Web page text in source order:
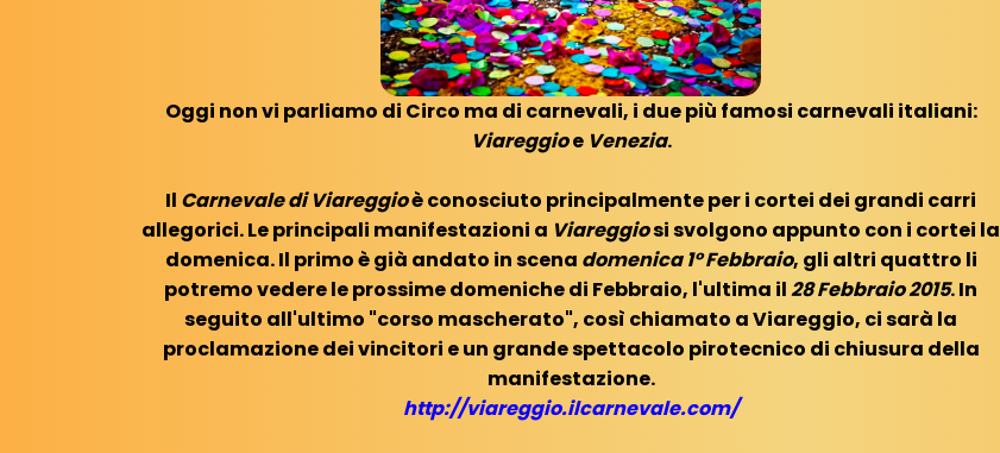
Oggi non vi parliamo di Circo ma di carnevali, i due più famosi carnevali italiani:
Viareggioe Venezia.
Il Carnevale di Viareggioè conosciuto principalmente per i cortei dei grandi carri
allegorici. Le principali manifestazioni a Viareggiosi svolgono appunto con i cortei la
domenica. Il primo è già andato in scena domenica 1° Febbraio, gli altri quattro li
potremo vedere le prossime domeniche di Febbraio, l'ultima il28 Febbraio 2015. In
seguito all'ultimo "corso mascherato", così chiamato a Viareggio, ci sarà la
proclamazione dei vincitori e un grande spettacolo pirotecnico di chiusura della
manifestazione.
http://viareggio.ilcarnevale.com/